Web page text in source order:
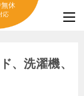
休
応
、洗濯機、